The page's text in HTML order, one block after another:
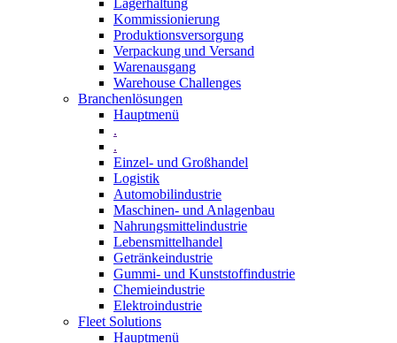
Lagerhaltung
Kommissionierung
Produktionsversorgung
Verpackung und Versand
Warenausgang
Warehouse Challenges
Branchenlösungen
Hauptmenü
.
.
Einzel- und Großhandel
Logistik
Automobilindustrie
Maschinen- und Anlagenbau
Nahrungsmittelindustrie
Lebensmittelhandel
Getränkeindustrie
Gummi­- und Kunststoffindustrie
Chemieindustrie
Elektroindustrie
Fleet Solutions
Hauptmenü